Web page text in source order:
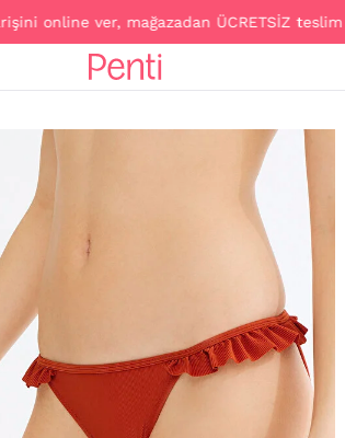
ver, mağazadan ÜCRETSİZ teslim al!